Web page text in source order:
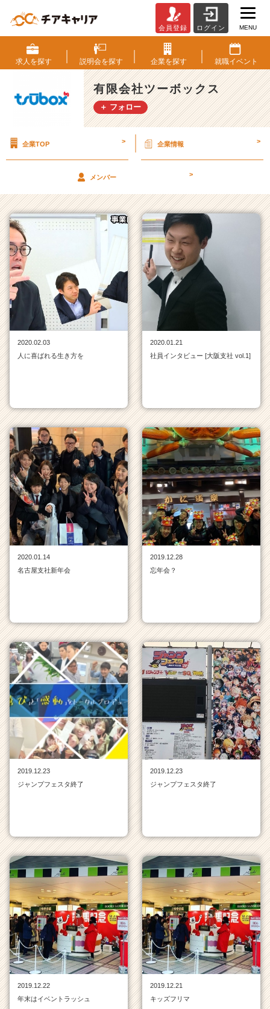
限
会
社
ツ
ー
ボ
の
ム
ラ
イ
|
ベ
ン
チ
ャ
ら
ス
カ
ウ
ト
が
届
く
就
活
サ
リ
ア
（C
h
e
e
r
C
a
r
e
会員登録 ログイン MENU
求人を探す 説明会を探す 企業を探す 就職イベント
有限会社ツーボックス
＋ フォロー
企業TOP > 企業情報 >
メンバー >
2020.02.03
人に喜ばれる生き方を
2020.01.21
社員インタビュー [大阪支社 vol.1]
2020.01.14
名古屋支社新年会
2019.12.28
忘年会？
2019.12.23
ジャンプフェスタ終了
2019.12.23
ジャンプフェスタ終了
2019.12.22
年末はイベントラッシュ
2019.12.21
キッズフリマ